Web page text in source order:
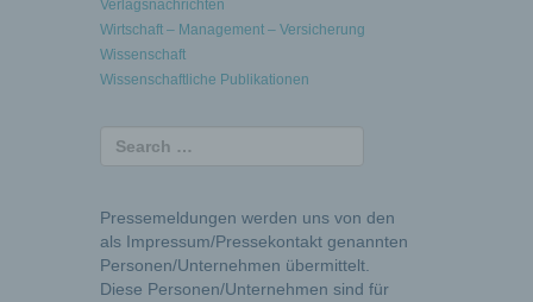
Verlagsnachrichten
Wirtschaft – Management – Versicherung
Wissenschaft
Wissenschaftliche Publikationen
Pressemeldungen werden uns von den
als Impressum/Pressekontakt genannten
Personen/Unternehmen übermittelt.
Diese Personen/Unternehmen sind für